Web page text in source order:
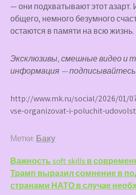
— они подхватывают этот
общего, немного безумного
остаются в памяти на всю жизнь.
Эксклюзивы, смешные видео и
информация — подписывайтесь
http://www.mk.ru/social/2026/01/
vse-organizovat-i-poluchit-
Метки: Баку
Навигация
по
Важность soft skills в
Трамп выразил сомнение в
странами НАТО в случае